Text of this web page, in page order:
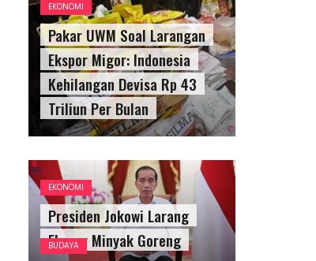
EKONOMI
Pakar UWM Soal Larangan
Ekspor Migor: Indonesia
Kehilangan Devisa Rp 43
Triliun Per Bulan
EKONOMI
Presiden Jokowi Larang
Ekspor Minyak Goreng
BUDAYA